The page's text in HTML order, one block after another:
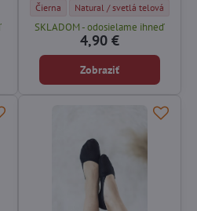
Dámske neviditeľné ponožky s
Čierna Dámske neviditeľné ponožky
Natural / svetlá telová
SKLADOM - odosielame ihneď
4,90 €
Zobraziť